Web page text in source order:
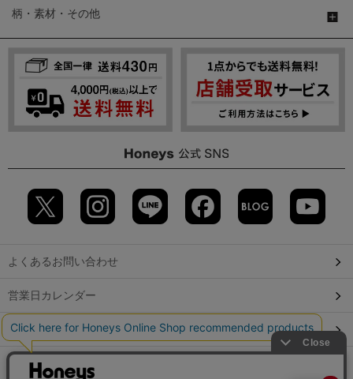
柄・素材・その他
よくあるお問い合わせ
営業日カレンダー
店舗検索
GLOBAL GUIDE（海外からご利用のお客様）